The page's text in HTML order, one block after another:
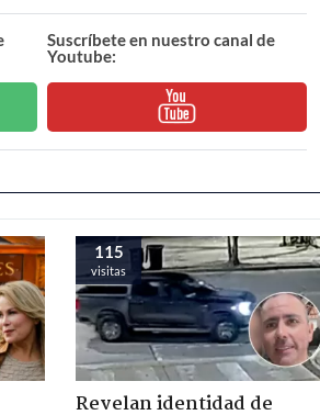
Suscríbete en nuestro canal de
Youtube:
115
visitas
Revelan identidad de